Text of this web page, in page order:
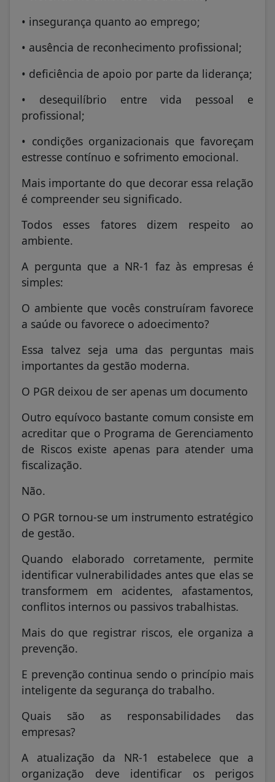
• insegurança quanto ao emprego;
• ausência de reconhecimento profissional;
• deficiência de apoio por parte da liderança;
• desequilíbrio entre vida pessoal e
profissional;
• condições organizacionais que favoreçam
estresse contínuo e sofrimento emocional.
Mais importante do que decorar essa relação
é compreender seu significado.
Todos esses fatores dizem respeito ao
ambiente.
A pergunta que a NR-1 faz às empresas é
simples:
O ambiente que vocês construíram favorece
a saúde ou favorece o adoecimento?
Essa talvez seja uma das perguntas mais
importantes da gestão moderna.
O PGR deixou de ser apenas um documento
Outro equívoco bastante comum consiste em
acreditar que o Programa de Gerenciamento
de Riscos existe apenas para atender uma
fiscalização.
Não.
O PGR tornou-se um instrumento estratégico
de gestão.
Quando elaborado corretamente, permite
identificar vulnerabilidades antes que elas se
transformem em acidentes, afastamentos,
conflitos internos ou passivos trabalhistas.
Mais do que registrar riscos, ele organiza a
prevenção.
E prevenção continua sendo o princípio mais
inteligente da segurança do trabalho.
Quais são as responsabilidades das
empresas?
A atualização da NR-1 estabelece que a
organização deve identificar os perigos